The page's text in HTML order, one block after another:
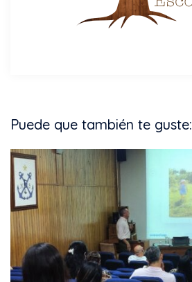
Puede que también te guste: